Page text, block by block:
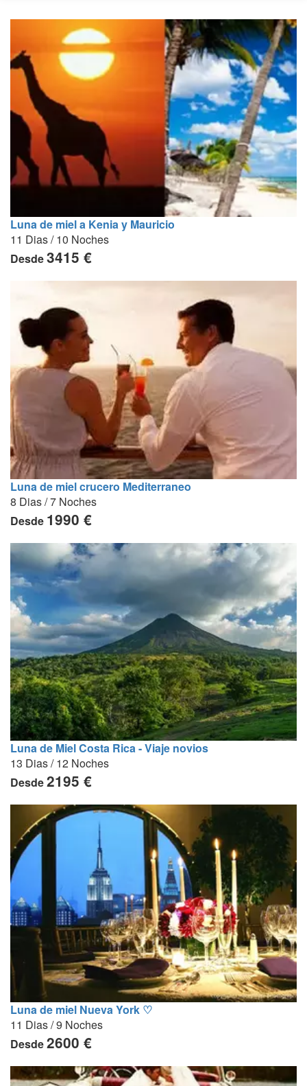
Luna de miel a Kenia y Mauricio
11 Dias / 10 Noches
Desde3415 €
Luna de miel crucero Mediterraneo
8 Dias / 7 Noches
Desde 1990 €
Luna de Miel Costa Rica - Viaje novios
13 Dias / 12 Noches
Desde2195 €
Luna de miel Nueva York ♡
11 Dias / 9 Noches
Desde2600 €